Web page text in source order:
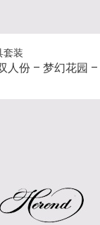
套装
人份 – 梦幻花园